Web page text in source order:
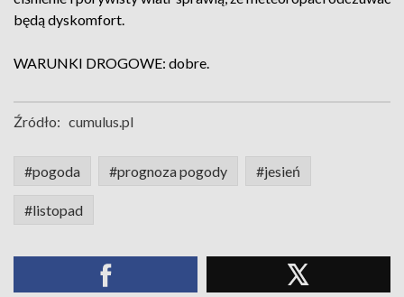
będą dyskomfort.
WARUNKI DROGOWE: dobre.
Źródło: cumulus.pl
#pogoda #prognoza pogody #jesień
#listopad